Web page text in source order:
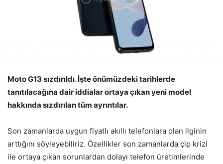
Moto G13 sızdırıldı. İşte önümüzdeki tarihlerde
tanıtılacağına dair iddialar ortaya çıkan yeni model
hakkında sızdırılan tüm ayrıntılar.
Son zamanlarda uygun fiyatlı akıllı telefonlara olan ilginin
arttığını söyleyebiliriz. Özellikler son zamanlarda çip krizi
ile ortaya çıkan sorunlardan dolayı telefon üretimlerinde